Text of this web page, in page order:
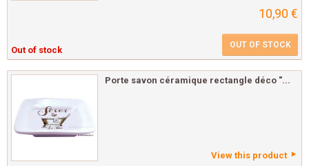
10,90 €
Out of stock OUT OF STOCK
Porte savon céramique rectangle déco "...
View this product